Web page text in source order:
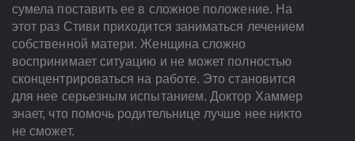
сумела поставить ее в сложное положение. На
этот раз Стиви приходится заниматься лечением
собственной матери. Женщина сложно
воспринимает ситуацию и не может полностью
сконцентрироваться на работе. Это становится
для нее серьезным испытанием. Доктор Хаммер
знает, что помочь родительнице лучше нее никто
не сможет.